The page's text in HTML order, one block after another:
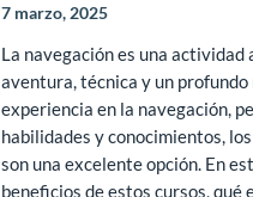
7 marzo, 2025
La navegación es una actividad
aventura, técnica y un
experiencia en la navegación,
habilidades y conocimientos,
son una excelente opción. En
beneficios de estos cursos, qué